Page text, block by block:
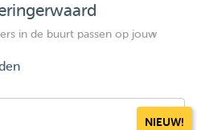
in de buurt passen op jouw
NIEUW!